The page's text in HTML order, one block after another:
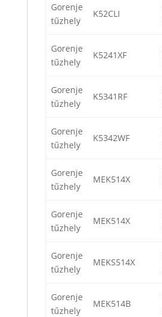
Gorenje
tűzhely
K52CLI
Gorenje
tűzhely
K5241XF
Gorenje
tűzhely
K5341RF
Gorenje
tűzhely
K5342WF
Gorenje
tűzhely
MEK514X
Gorenje
tűzhely
MEK514X
Gorenje
tűzhely
MEKS514X
Gorenje
tűzhely
MEK514B